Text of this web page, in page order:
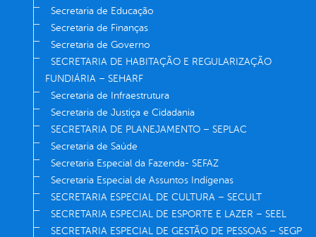
Secretaria de Educação
Secretaria de Finanças
Secretaria de Governo
SECRETARIA DE HABITAÇÃO E REGULARIZAÇÃO
FUNDIÁRIA – SEHARF
Secretaria de Infraestrutura
Secretaria de Justiça e Cidadania
SECRETARIA DE PLANEJAMENTO – SEPLAC
Secretaria de Saúde
Secretaria Especial da Fazenda- SEFAZ
Secretaria Especial de Assuntos Indígenas
SECRETARIA ESPECIAL DE CULTURA – SECULT
SECRETARIA ESPECIAL DE ESPORTE E LAZER – SEEL
SECRETARIA ESPECIAL DE GESTÃO DE PESSOAS – SEGP